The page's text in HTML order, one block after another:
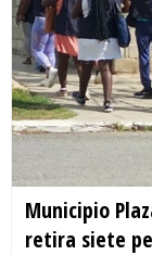
Municipio
retira siete